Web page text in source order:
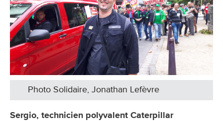
Photo Solidaire, Jonathan Lefèvre
Sergio, technicien polyvalent Caterpillar